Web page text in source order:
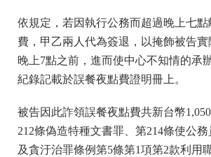
依規定，若因執行公務而超過晚上七
費，甲乙兩人代為簽退，以掩飾被告
晚上7點之前，進而使中心不知情的承
紀錄記載於誤餐夜點費證明冊上。
被告因此詐領誤餐夜點費共新台幣
212條偽造特種文書罪、第214條使公
及貪汙治罪條例第5條第1項第2款利用